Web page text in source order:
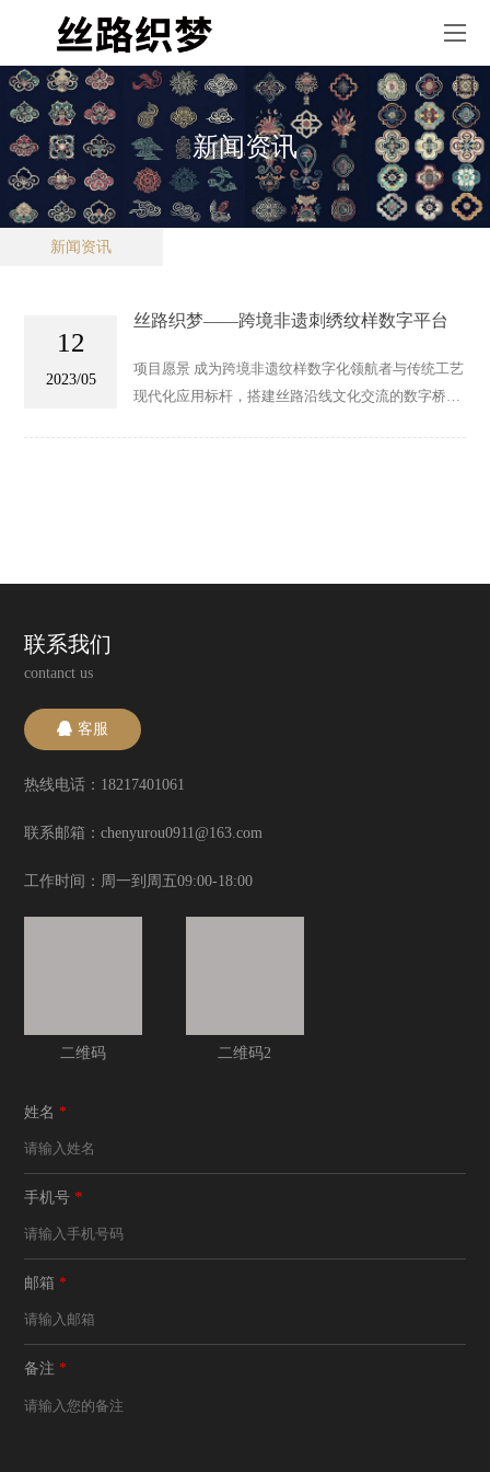
新闻资讯
新闻资讯
12
2023/05
丝路织梦——跨境非遗刺绣纹样数字平台
项目愿景 成为跨境非遗纹样数字化领航者与传统工艺
现代化应用标杆，搭建丝路沿线文化交流的数字桥
联系我们
contanct us
客服
热线电话：18217401061
联系邮箱：chenyurou0911@163.com
工作时间：周一到周五09:00-18:00
二维码 二维码2
姓名 *
手机号 *
邮箱 *
备注 *